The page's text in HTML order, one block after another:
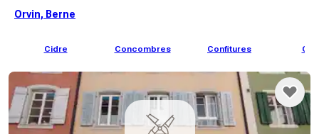
Orvin, Berne
Cidre Concombres Confitures